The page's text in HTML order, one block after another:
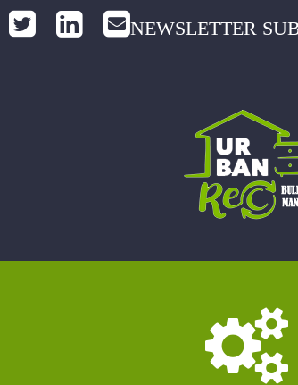
NEWSLETTER